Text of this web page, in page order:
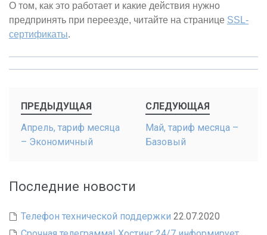
О том, как это работает и какие действия нужно
предпринять при переезде, читайте на странице SSL-
сертификаты.
Post
navigation
ПРЕДЫДУЩАЯ
Апрель, тариф месяца
– Экономичный
СЛЕДУЮЩАЯ
Май, тариф месяца –
Базовый
Последние новости
Телефон технической поддержки 22.07.2020